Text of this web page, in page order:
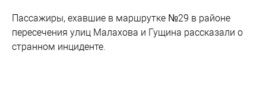
Пассажиры, ехавшие в маршрутке №29 в районе
пересечения улиц Малахова и Гущина рассказали о
странном инциденте.